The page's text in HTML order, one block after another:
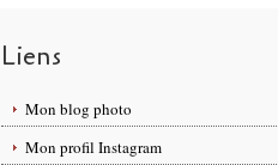
Liens
Mon blog photo
Mon profil Instagram